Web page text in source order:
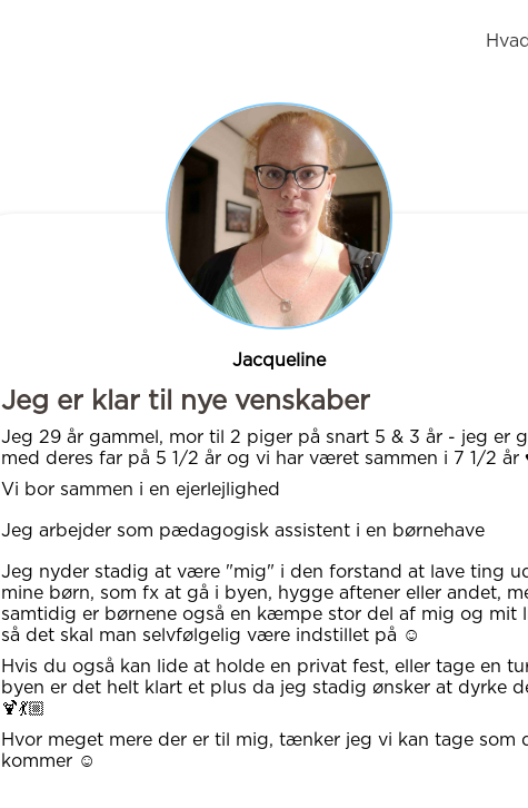
Jacqueline
Jeg er klar til nye venskaber
Jeg 29 år gammel, mor til 2 piger på snart 5 & 3 år - jeg er
med deres far på 5 1/2 år og vi har været sammen i 7 1/2 år
Vi bor sammen i en ejerlejlighed
Jeg arbejder som pædagogisk assistent i en børnehave
Jeg nyder stadig at være "mig" i den forstand at lave ting
mine børn, som fx at gå i byen, hygge aftener eller andet,
samtidig er børnene også en kæmpe stor del af mig og mit
så det skal man selvfølgelig være indstillet på ☺️
Hvis du også kan lide at holde en privat fest, eller tage en
byen er det helt klart et plus da jeg stadig ønsker at dyrke
🍹💃🏼
Hvor meget mere der er til mig, tænker jeg vi kan tage som
kommer ☺️